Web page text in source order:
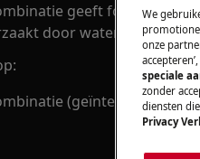
geeft foutmelding
door water aan de
(geïntegreerd en
We
onze
speciale
zonder
diensten
Privacy